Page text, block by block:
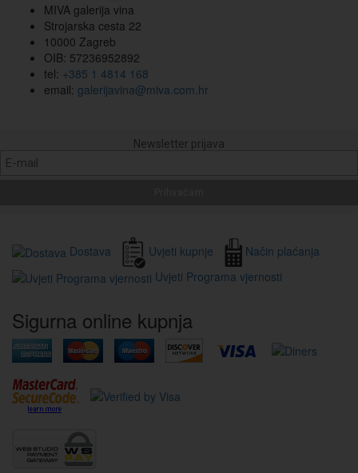
MIVA galerija vina
Strojarska cesta 22
10000 Zagreb
OIB: 57236952892
tel: +385 1 4814 168
email: galerijavina@miva.com.hr
Newsletter prijava
Dostava Uvjeti kupnje
Način plaćanja
Uvjeti Programa vjernosti
Sigurna online kupnja